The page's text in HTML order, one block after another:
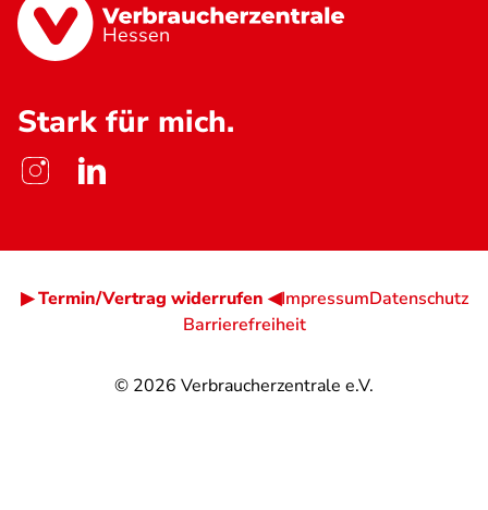
Hessen
Stark für mich.
© 2026 Verbraucherzentrale e.V.
▶ Termin/Vertrag widerrufen ◀ImpressumDatenschutz
Barrierefreiheit